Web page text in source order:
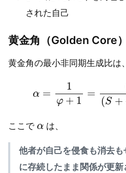
された自己
黄金角（Golden Core
黄金角の最小非同期生成比は
φ
ここで は、
他者が自己を侵食も消去
に存続したまま関係が更